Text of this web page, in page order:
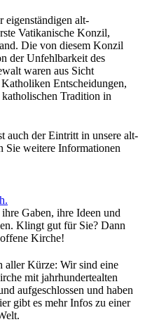
eigenständigen alt-
Vatikanische Konzil,
Die von diesem Konzil
der Unfehlbarkeit des
waren aus Sicht
Entscheidungen,
Tradition in
auch der Eintritt in unsere alt-
Sie weitere Informationen
Gaben, ihre Ideen und
Klingt gut für Sie? Dann
Kirche!
aller Kürze: Wir sind eine
mit jahrhundertealten
aufgeschlossen und haben
gibt es mehr Infos zu einer